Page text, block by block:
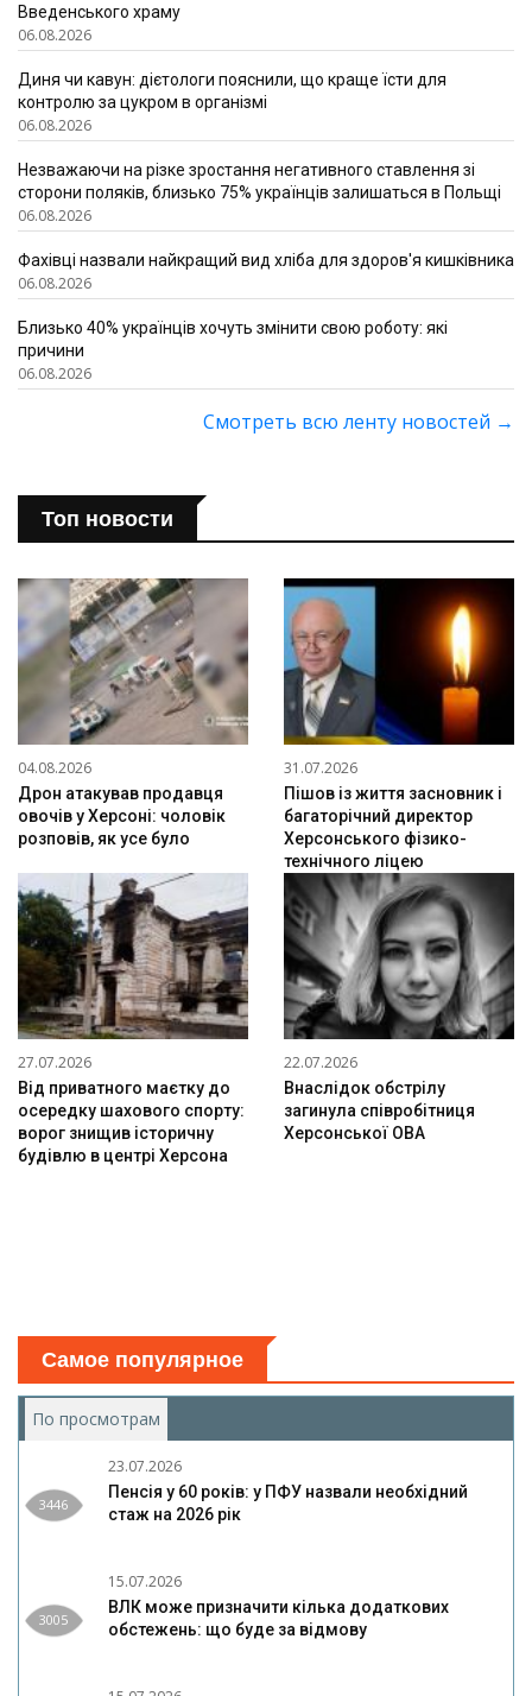
Введенського храму
06.08.2026
Диня чи кавун: дієтологи пояснили, що краще їсти для
контролю за цукром в організмі
06.08.2026
Незважаючи на різке зростання негативного ставлення зі
сторони поляків, близько 75% українців залишаться в Польщі
06.08.2026
Фахівці назвали найкращий вид хліба для здоров'я кишківника
06.08.2026
Близько 40% українців хочуть змінити свою роботу: які
причини
06.08.2026
Смотреть всю ленту новостей →
Топ новости
04.08.2026
Дрон атакував продавця
овочів у Херсоні: чоловік
розповів, як усе було
31.07.2026
Пішов із життя засновник і
багаторічний директор
Херсонського фізико-
технічного ліцею
27.07.2026
Від приватного маєтку до
осередку шахового спорту:
ворог знищив історичну
будівлю в центрі Херсона
22.07.2026
Внаслідок обстрілу
загинула співробітниця
Херсонської ОВА
Самое популярное
По просмотрам
3446
23.07.2026
Пенсія у 60 років: у ПФУ назвали необхідний
стаж на 2026 рік
3005
15.07.2026
ВЛК може призначити кілька додаткових
обстежень: що буде за відмову